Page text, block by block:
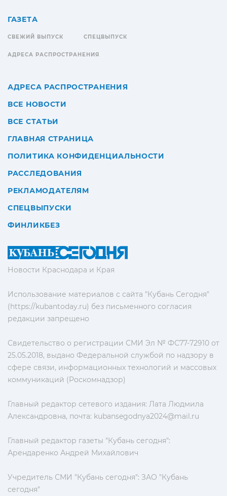
Новости Краснодара и Края
Использование материалов с сайта "Кубань Сегодня"
(https://kubantoday.ru) без письменного согласия
редакции запрещено
Свидетельство о регистрации СМИ Эл № ФС77-72910 от
25.05.2018, выдано Федеральной службой по надзору в
сфере связи, информационных технологий и массовых
коммуникаций (Роскомнадзор)
Главный редактор сетевого издания: Лата Людмила
Александровна, почта: kubansegodnya2024@mail.ru
Главный редактор газеты "Кубань сегодня":
Арендаренко Андрей Михайлович
Учредитель СМИ "Кубань сегодня": ЗАО "Кубань
сегодня"
ГАЗЕТА
СВЕЖИЙ ВЫПУСК СПЕЦВЫПУСК
АДРЕСА РАСПРОСТРАНЕНИЯ
АДРЕСА РАСПРОСТРАНЕНИЯ
ВСЕ НОВОСТИ
ВСЕ СТАТЬИ
ГЛАВНАЯ СТРАНИЦА
ПОЛИТИКА КОНФИДЕНЦИАЛЬНОСТИ
РАССЛЕДОВАНИЯ
РЕКЛАМОДАТЕЛЯМ
СПЕЦВЫПУСКИ
ФИНЛИКБЕЗ